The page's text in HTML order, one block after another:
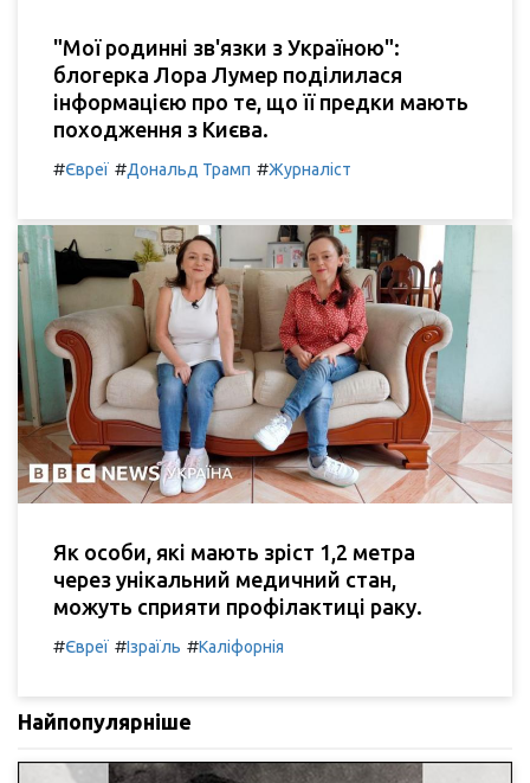
"Мої родинні зв'язки з Україною":
блогерка Лора Лумер поділилася
інформацією про те, що її предки мають
походження з Києва.
#Євреї #Дональд Трамп #Журналіст
Як особи, які мають зріст 1,2 метра
через унікальний медичний стан,
можуть сприяти профілактиці раку.
#Євреї #Ізраїль #Каліфорнія
Найпопулярніше